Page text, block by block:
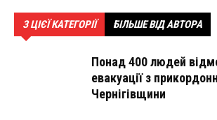
З ЦІЄЇ КАТЕГОРІЇ БІЛЬШЕ ВІД АВТОРА
Понад 400 людей
евакуації з
Чернігівщини